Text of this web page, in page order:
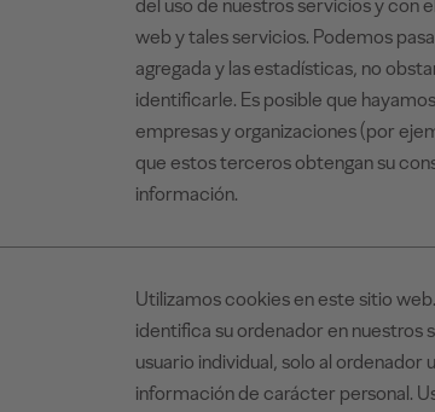
del uso de nuestros servicios y con
web y tales servicios. Podemos
agregada y las estadísticas, no
identificarle. Es posible que
empresas y organizaciones (por
que estos terceros obtengan su
información.
Utilizamos cookies en este sitio
identifica su ordenador en nuestros
usuario individual, solo al ordenador
información de carácter personal.